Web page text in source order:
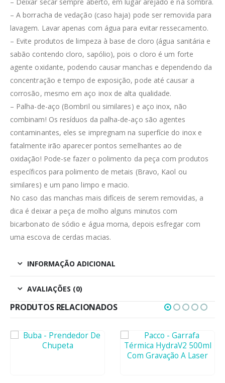
– A borracha de vedação (caso haja) pode ser removida para
lavagem. Lavar apenas com água para evitar ressecamento.
– Evite produtos de limpeza à base de cloro (água sanitária e
sabão contendo cloro, sapólio), pois o cloro é um forte
agente oxidante, podendo causar manchas e dependendo da
concentração e tempo de exposição, pode até causar a
corrosão, mesmo em aço inox de alta qualidade.
– Palha-de-aço (Bombril ou similares) e aço inox, não
combinam! Os resíduos da palha-de-aço são agentes
contaminantes, eles se impregnam na superfície do inox e
fatalmente irão aparecer pontos semelhantes ao de
oxidação! Pode-se fazer o polimento da peça com produtos
específicos para polimento de metais (Bravo, Kaol ou
similares) e um pano limpo e macio.
No caso das manchas mais difíceis de serem removidas, a
dica é deixar a peça de molho alguns minutos com
bicarbonato de sódio e água morna, depois esfregar com
uma escova de cerdas macias.
INFORMAÇÃO ADICIONAL
AVALIAÇÕES (0)
PRODUTOS RELACIONADOS